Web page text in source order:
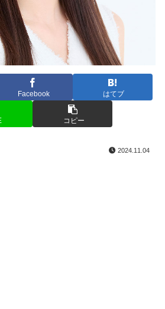
Facebook はてブ
コピー
2024.11.04